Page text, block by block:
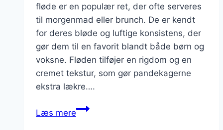
fløde er en populær ret, der ofte serveres
til morgenmad eller brunch. De er kendt
for deres bløde og luftige konsistens, der
gør dem til en favorit blandt både børn og
voksne. Fløden tilføjer en rigdom og en
cremet tekstur, som gør pandekagerne
ekstra lækre….
Læs merePandekager